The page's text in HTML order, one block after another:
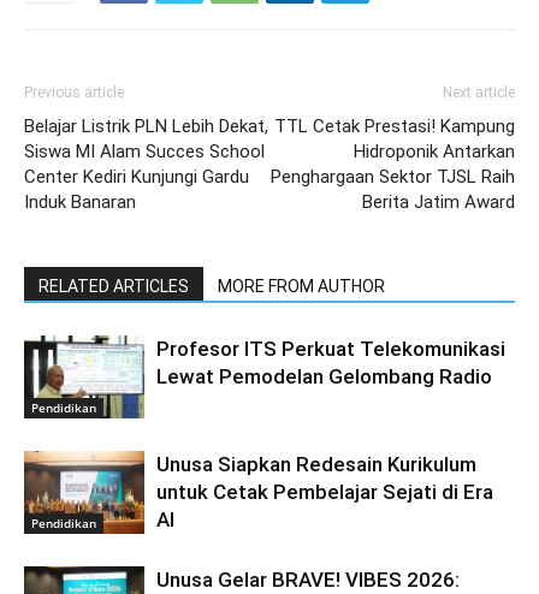
Previous article
Belajar Listrik PLN Lebih Dekat,
Siswa MI Alam Succes School
Center Kediri Kunjungi Gardu
Induk Banaran
Next article
TTL Cetak Prestasi! Kampung
Hidroponik Antarkan
Penghargaan Sektor TJSL Raih
Berita Jatim Award
RELATED ARTICLES MORE FROM AUTHOR
Pendidikan
Profesor ITS Perkuat Telekomunikasi
Lewat Pemodelan Gelombang Radio
Pendidikan
Unusa Siapkan Redesain Kurikulum
untuk Cetak Pembelajar Sejati di Era
AI
Unusa Gelar BRAVE! VIBES 2026: